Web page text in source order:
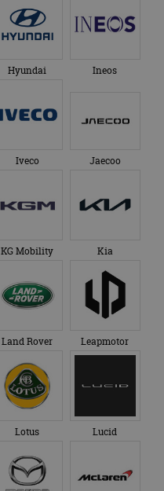
Hyundai Ineos
Iveco Jaecoo
KG Mobility Kia
Land Rover Leapmotor
Lotus Lucid
te behouden.
bezocht.